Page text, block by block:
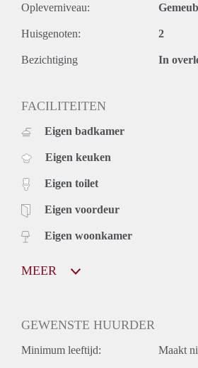
Opleverniveau:
Huisgenoten: 2
Bezichtiging In
FACILITEITEN
Eigen badkamer
Eigen keuken
Eigen toilet
Eigen voordeur
Eigen woonkamer
MEER
GEWENSTE HUURDER
Minimum leeftijd: Maakt